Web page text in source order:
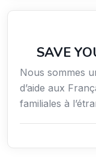
SAVE
Nous sommes
d’aide aux
familiales à